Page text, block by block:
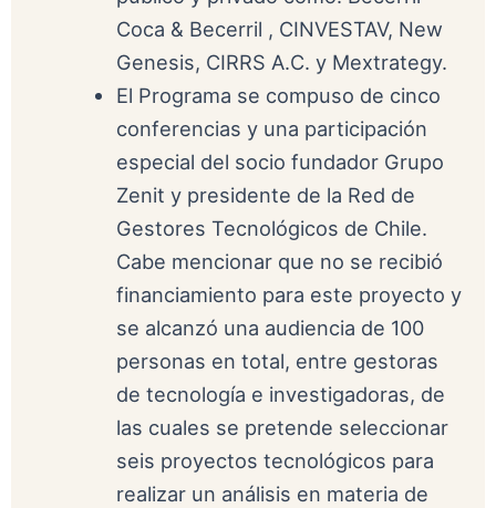
Coca & Becerril , CINVESTAV, New
Genesis, CIRRS A.C. y Mextrategy.
El Programa se compuso de cinco
conferencias y una participación
especial del socio fundador Grupo
Zenit y presidente de la Red de
Gestores Tecnológicos de Chile.
Cabe mencionar que no se recibió
financiamiento para este proyecto y
se alcanzó una audiencia de 100
personas en total, entre gestoras
de tecnología e investigadoras, de
las cuales se pretende seleccionar
seis proyectos tecnológicos para
realizar un análisis en materia de